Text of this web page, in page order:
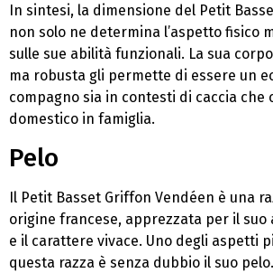
In sintesi, la dimensione del Petit
non solo ne determina l’aspetto fisico
sulle sue abilità funzionali. La sua
ma robusta gli permette di essere un
compagno sia in contesti di caccia che
domestico in famiglia.
Pelo
Il Petit Basset Griffon Vendéen è una
origine francese, apprezzata per il
e il carattere vivace. Uno degli aspetti
questa razza è senza dubbio il suo